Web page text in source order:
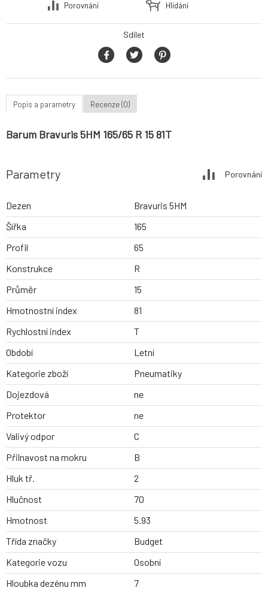
Porovnání
Hlídání
Sdílet
Popis a parametry Recenze (0)
Barum Bravuris 5HM 165/65 R 15 81T
Parametry Porovnání
Dezen
Bravuris 5HM
Šířka
165
Profil
65
Konstrukce
R
Průměr
15
Hmotnostní index
81
Rychlostní index
T
Období
Letní
Kategorie zboží
Pneumatiky
Dojezdová
ne
Protektor
ne
Valivý odpor
C
Přilnavost na mokru
B
Hluk tř.
2
Hlučnost
70
Hmotnost
5.93
Třída značky
Budget
Kategorie vozu
Osobní
Hloubka dezénu mm
7